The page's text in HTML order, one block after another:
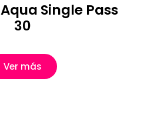
Aqua Single Pass
30
Ver más